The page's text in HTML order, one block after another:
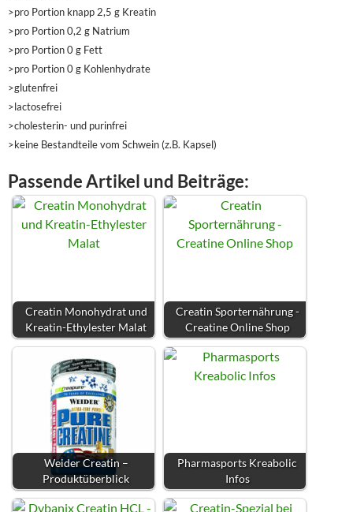
>pro Portion knapp 2,5 g Kreatin
>pro Portion 0,2 g Natrium
>pro Portion 0 g Fett
>pro Portion 0 g Kohlenhydrate
>glutenfrei
>lactosefrei
>cholesterin- und purinfrei
>keine Bestandteile vom Schwein (z.B. Kapsel)
Passende Artikel und Beiträge:
Creatin Monohydrat und
Kreatin-Ethylester Malat
Creatin Sporternährung -
Creatine Online Shop
Weider Creatin –
Produktüberblick
Pharmasports Kreabolic
Infos